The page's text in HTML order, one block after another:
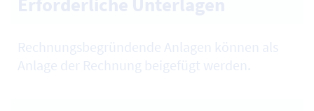
Rechnungsbegründende Anlagen können als
Anlage der Rechnung beigefügt werden.